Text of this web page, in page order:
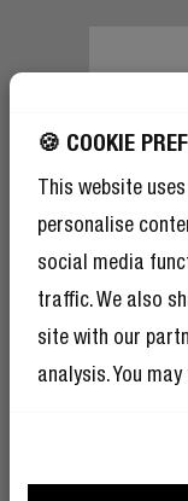
🍪 COOKIE
This website
personalise
social media
traffic. We also
site with our
analysis. You
Schrijf je
En alsof 10%
The Rebel Club
Fresh ’n
OP
En alsof
mega